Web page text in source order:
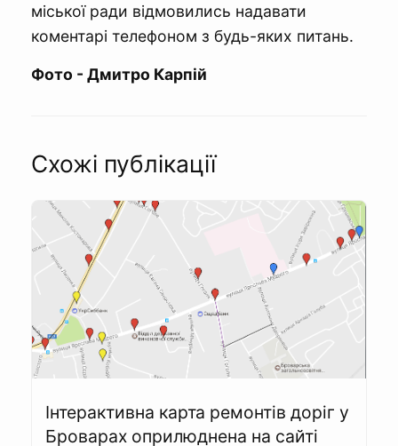
міської ради відмовились надавати
коментарі телефоном з будь-яких питань.
Фото - Дмитро Карпій
Схожі публікації
Інтерактивна карта ремонтів доріг у
Броварах оприлюднена на сайті